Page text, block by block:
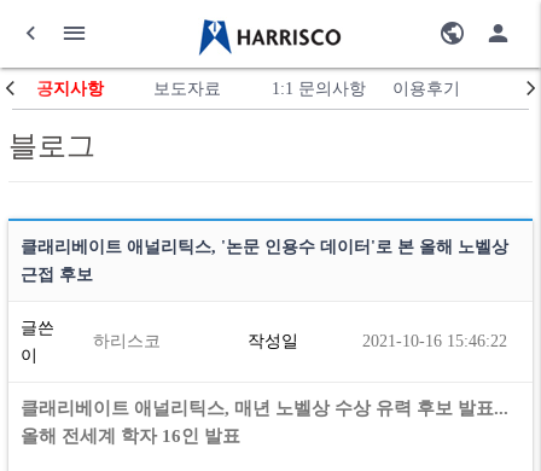
공지사항 보도자료 1:1 문의사항 이용후기
블로그
클래리베이트 애널리틱스, '논문 인용수 데이터'로 본 올해 노벨상
근접 후보
글쓴
이
하리스코 작성일 2021-10-16 15:46:22
클래리베이트 애널리틱스, 매년 노벨상 수상 유력 후보 발표...
올해 전세계 학자 16인 발표